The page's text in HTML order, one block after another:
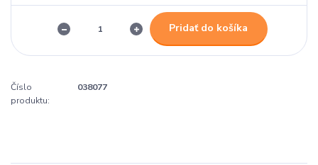
Pridať do košíka
Číslo
produktu:
038077